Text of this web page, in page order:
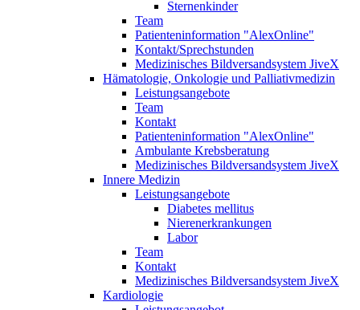
Sternenkinder
Team
Patienteninformation "AlexOnline"
Kontakt/Sprechstunden
Medizinisches Bildversandsystem JiveX
Hämatologie, Onkologie und Palliativmedizin
Leistungsangebote
Team
Kontakt
Patienteninformation "AlexOnline"
Ambulante Krebsberatung
Medizinisches Bildversandsystem JiveX
Innere Medizin
Leistungsangebote
Diabetes mellitus
Nierenerkrankungen
Labor
Team
Kontakt
Medizinisches Bildversandsystem JiveX
Kardiologie